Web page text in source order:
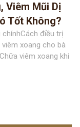
Viêm Mũi Dị
Tốt Không?
chínhCách điều trị
xoang cho bà
viêm xoang khi